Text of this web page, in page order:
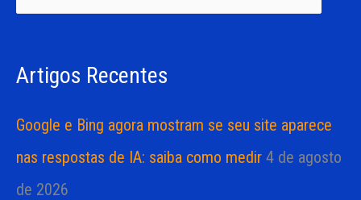
i
a
r
o
sArtigos Recentes
Google e Bing agora mostram se seu site aparece
nas respostas de IA: saiba como medir 4 de agosto
de 2026